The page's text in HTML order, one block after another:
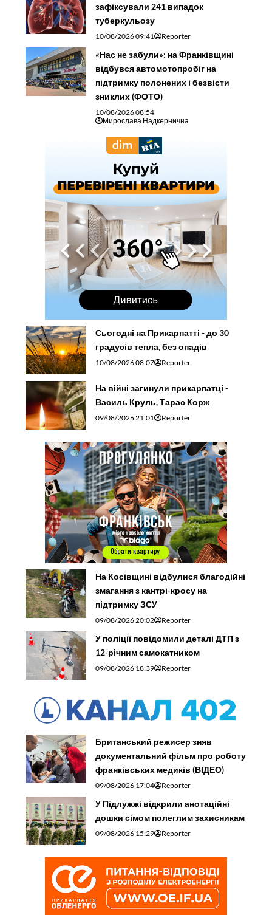
зафіксували 241 випадок
туберкульозу
10/08/2026 09:41 Reporter
«Нас не забули»: на Франківщині
відбувся автомотопробіг на
підтримку полонених і безвісти
зниклих (ФОТО)
10/08/2026 08:54
Мирослава Надкернична
Сьогодні на Прикарпатті - до 30
градусів тепла, без опадів
10/08/2026 08:07 Reporter
На війні загинули прикарпатці -
Василь Круль, Тарас Корж
09/08/2026 21:01 Reporter
На Косівщині відбулися благодійні
змагання з кантрі-кросу на
підтримку ЗСУ
09/08/2026 20:02 Reporter
У поліції повідомили деталі ДТП з
12-річним самокатником
09/08/2026 18:39 Reporter
Британський режисер зняв
документальний фільм про роботу
франківських медиків (ВІДЕО)
09/08/2026 17:04 Reporter
У Підлужжі відкрили анотаційні
дошки сімом полеглим захисникам
09/08/2026 15:29 Reporter